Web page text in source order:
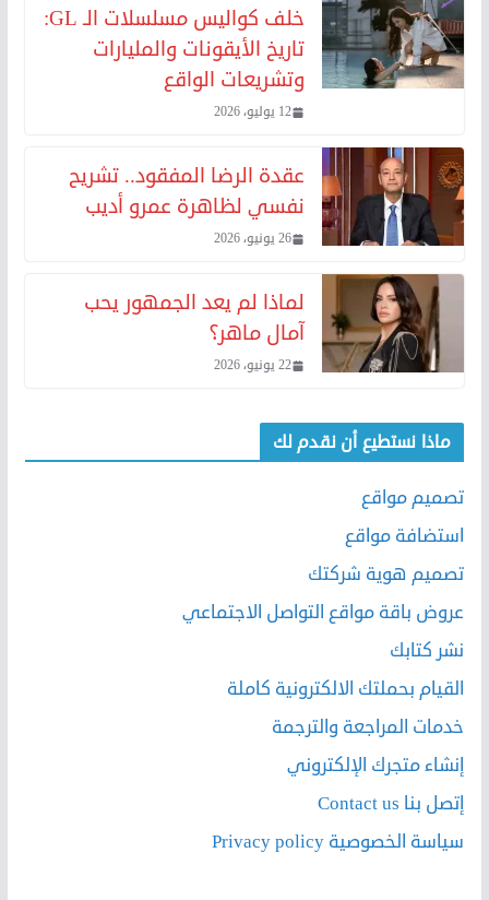
خلف كواليس مسلسلات الـ GL:
تاريخ الأيقونات والمليارات
وتشريعات الواقع
12 يوليو، 2026
عقدة الرضا المفقود.. تشريح
نفسي لظاهرة عمرو أديب
26 يونيو، 2026
لماذا لم يعد الجمهور يحب
آمال ماهر؟
22 يونيو، 2026
ماذا نستطيع أن نقدم لك
تصميم مواقع
استضافة مواقع
تصميم هوية شركتك
عروض باقة مواقع التواصل الاجتماعي
نشر كتابك
القيام بحملتك الالكترونية كاملة
خدمات المراجعة والترجمة
إنشاء متجرك الإلكتروني
إتصل بنا Contact us
سياسة الخصوصية Privacy policy